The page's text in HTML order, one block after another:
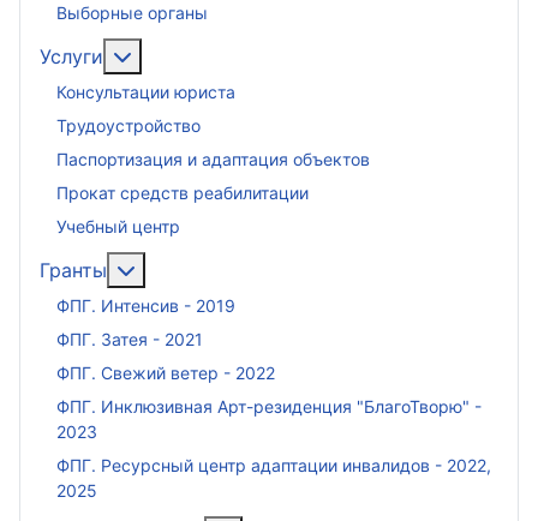
Выборные органы
Услуги
Консультации юриста
Трудоустройство
Паспортизация и адаптация объектов
Прокат средств реабилитации
Учебный центр
Гранты
ФПГ. Интенсив - 2019
ФПГ. Затея - 2021
ФПГ. Свежий ветер - 2022
ФПГ. Инклюзивная Арт-резиденция "БлагоТворю" -
2023
ФПГ. Ресурсный центр адаптации инвалидов - 2022,
2025